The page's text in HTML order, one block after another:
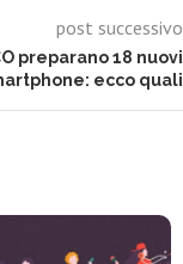
post successivo
preparano 18 nuovi
ecco quali